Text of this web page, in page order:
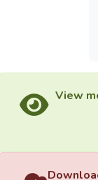
View